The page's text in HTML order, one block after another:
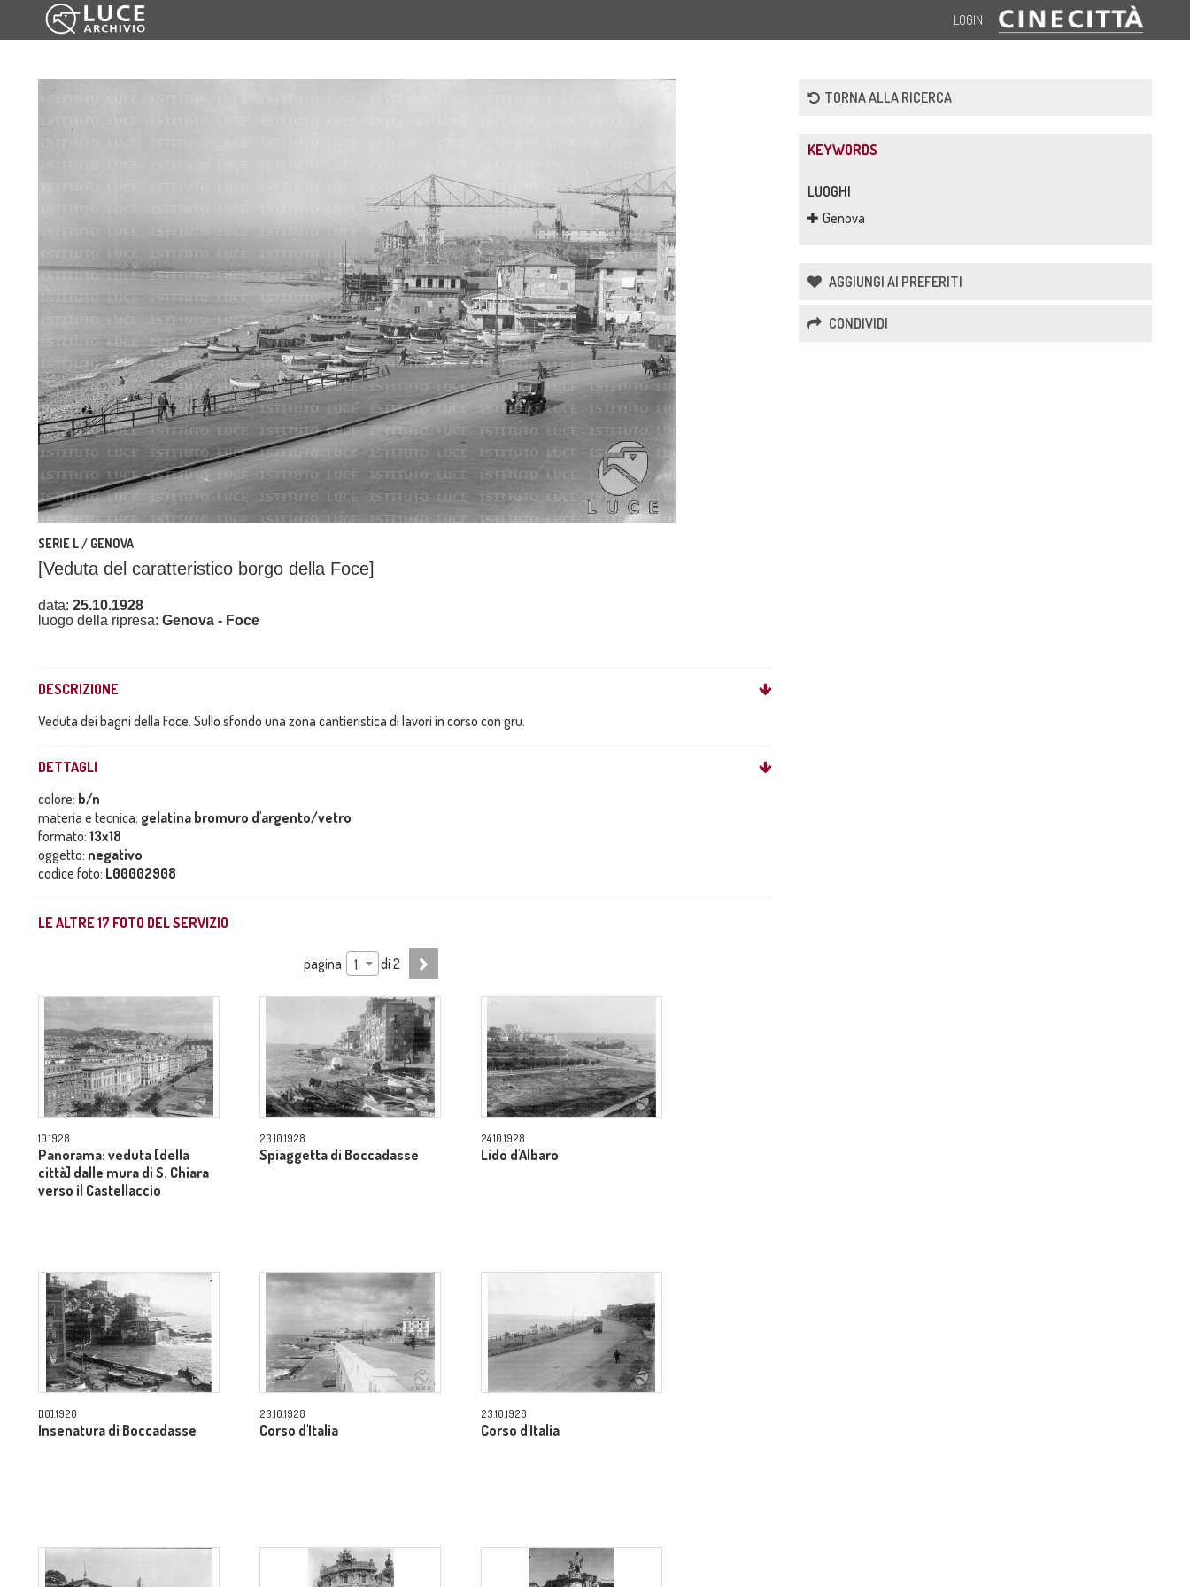
LOGIN
SERIE L / GENOVA
[Veduta del caratteristico borgo della Foce]
data: 25.10.1928
luogo della ripresa: Genova - Foce
DESCRIZIONE
Veduta dei bagni della Foce. Sullo sfondo una zona cantieristica di lavori in corso con gru.
DETTAGLI
colore: b/n
materia e tecnica: gelatina bromuro d'argento/vetro
formato: 13x18
oggetto: negativo
codice foto: L00002908
LE ALTRE17 FOTO DEL SERVIZIO
pagina 1 di2
10.1928
Panorama: veduta [della
città] dalle mura di S. Chiara
verso il Castellaccio
23.10.1928
Spiaggetta di Boccadasse
24.10.1928
Lido d'Albaro
[10].1928
Insenatura di Boccadasse
23.10.1928
Corso d'Italia
23.10.1928
Corso d'Italia
TORNA ALLA RICERCA
KEYWORDS
LUOGHI
Genova
AGGIUNGI AI PREFERITI
CONDIVIDI